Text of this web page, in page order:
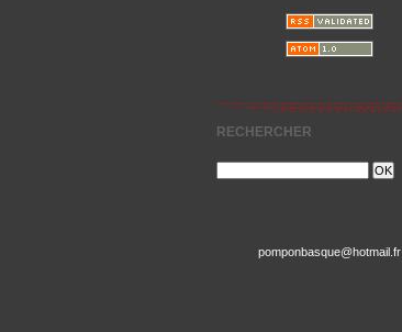
RECHERCHER
pomponbasque@hotmail.fr